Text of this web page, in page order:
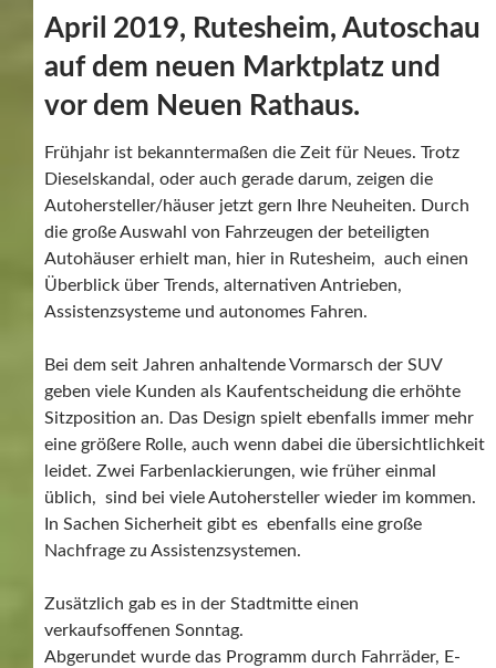
April 2019, Rutesheim, Autoschau
auf dem neuen Marktplatz und
vor dem Neuen Rathaus.
Frühjahr ist bekanntermaßen die Zeit für Neues. Trotz
Dieselskandal, oder auch gerade darum, zeigen die
Autohersteller/häuser jetzt gern Ihre Neuheiten. Durch
die große Auswahl von Fahrzeugen der beteiligten
Autohäuser erhielt man, hier in Rutesheim, auch einen
Überblick über Trends, alternativen Antrieben,
Assistenzsysteme und autonomes Fahren.
Bei dem seit Jahren anhaltende Vormarsch der SUV
geben viele Kunden als Kaufentscheidung die erhöhte
Sitzposition an. Das Design spielt ebenfalls immer mehr
eine größere Rolle, auch wenn dabei die übersichtlichkeit
leidet. Zwei Farbenlackierungen, wie früher einmal
üblich, sind bei viele Autohersteller wieder im kommen.
In Sachen Sicherheit gibt es ebenfalls eine große
Nachfrage zu Assistenzsystemen.
Zusätzlich gab es in der Stadtmitte einen
verkaufsoffenen Sonntag.
Abgerundet wurde das Programm durch Fahrräder, E-